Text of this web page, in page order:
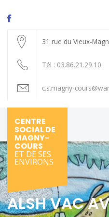
31 rue du Vieux-
Tél : 03.86.21.29.10
c.s.magny-
CENTRE
SOCIAL DE
MAGNY-
COURS
ET DE SES
ENVIRONS
ALSH VAC